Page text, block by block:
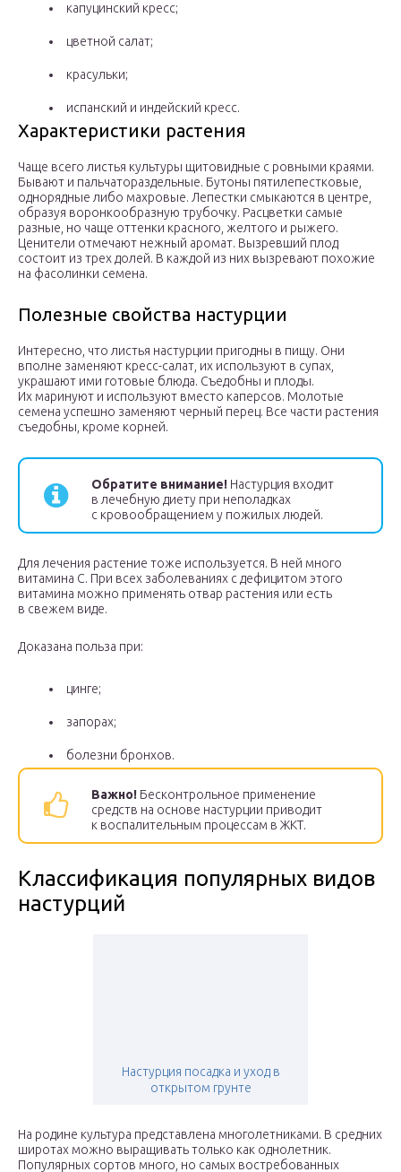
капуцинский кресс;
цветной салат;
красульки;
испанский и индейский кресс.
Характеристики растения
Чаще всего листья культуры щитовидные с ровными краями.
Бывают и пальчатораздельные. Бутоны пятилепестковые,
однорядные либо махровые. Лепестки смыкаются в центре,
образуя воронкообразную трубочку. Расцветки самые
разные, но чаще оттенки красного, желтого и рыжего.
Ценители отмечают нежный аромат. Вызревший плод
состоит из трех долей. В каждой из них вызревают похожие
на фасолинки семена.
Полезные свойства настурции
Интересно, что листья настурции пригодны в пищу. Они
вполне заменяют кресс-салат, их используют в супах,
украшают ими готовые блюда. Съедобны и плоды.
Их маринуют и используют вместо каперсов. Молотые
семена успешно заменяют черный перец. Все части растения
съедобны, кроме корней.
Обратите внимание! Настурция входит
в лечебную диету при неполадках
с кровообращением у пожилых людей.
Для лечения растение тоже используется. В ней много
витамина С. При всех заболеваниях с дефицитом этого
витамина можно применять отвар растения или есть
в свежем виде.
Доказана польза при:
цинге;
запорах;
болезни бронхов.
Важно! Бесконтрольное применение
средств на основе настурции приводит
к воспалительным процессам в ЖКТ.
Классификация популярных видов
настурций
Настурция посадка и уход в
открытом грунте
На родине культура представлена многолетниками. В средних
широтах можно выращивать только как однолетник.
Популярных сортов много, но самых востребованных